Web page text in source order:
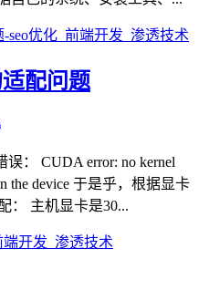
配问题
： CUDA error: no kernel
the device 于是乎，根据显卡
： 主机显卡是30...